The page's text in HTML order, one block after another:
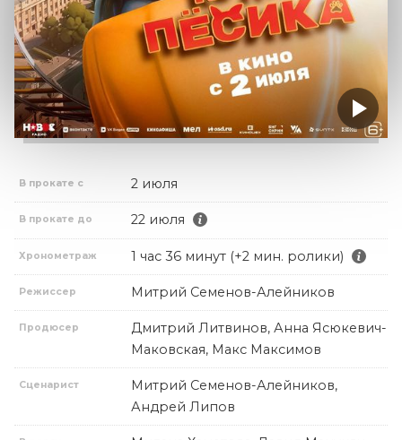
В прокате с 2 июля
В прокате до 22 июля
Хронометраж 1 час 36 минут (+2 мин. ролики)
Режиссер Митрий Семенов-Алейников
Продюсер
Дмитрий Литвинов, Анна Ясюкевич-
Маковская, Макс Максимов
Сценарист
Митрий Семенов-Алейников,
Андрей Липов